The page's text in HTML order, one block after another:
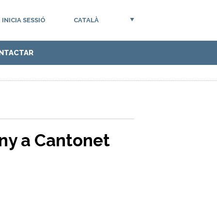
INICIA SESSIÓ CATALÀ
a Cantonet